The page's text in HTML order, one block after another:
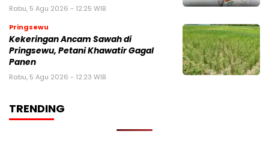
Rabu, 5 Agu 2026 - 12:25 WIB
Pringsewu
Kekeringan Ancam Sawah di
Pringsewu, Petani Khawatir Gagal
Panen
Rabu, 5 Agu 2026 - 12:23 WIB
TRENDING